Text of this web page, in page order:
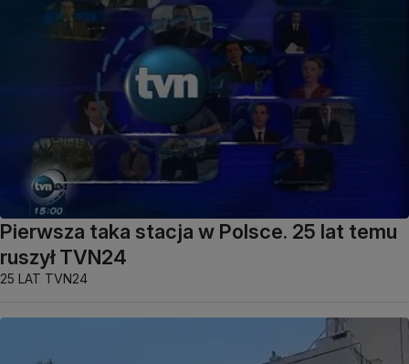
Pierwsza taka stacja w Polsce. 25 lat temu
ruszył TVN24
25 LAT TVN24